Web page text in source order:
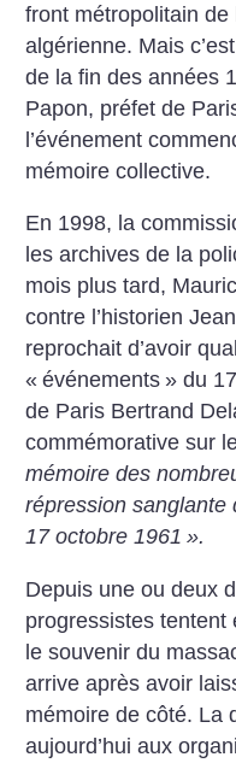
front métropolitain de
algérienne. Mais
de la fin des années
Papon, préfet de
l’événement
mémoire collective.
En 1998, la
les archives de la
mois plus tard,
contre l’historien
reprochait d’avoir
« événements » du
de Paris Bertrand
commémorative sur
mémoire des
répression sanglante
17 octobre 1961 ».
Depuis une ou deux
progressistes tentent
le souvenir du
arrive après avoir
mémoire de côté. La
aujourd’hui aux